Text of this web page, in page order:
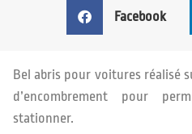
Facebook
Bel abris pour voitures réalisé
d’encombrement pour
stationner.